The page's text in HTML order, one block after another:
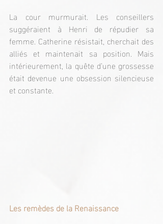
La cour murmurait. Les conseillers
suggéraient à Henri de répudier sa
femme. Catherine résistait, cherchait des
alliés et maintenait sa position. Mais
intérieurement, la quête d’une grossesse
était devenue une obsession silencieuse
et constante.
Les remèdes de la Renaissance